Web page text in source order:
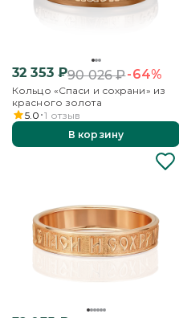
32 353₽90 026₽-64%
Кольцо «Спаси и сохрани» из
красного золота
5.0 1 отзыв
В корзину